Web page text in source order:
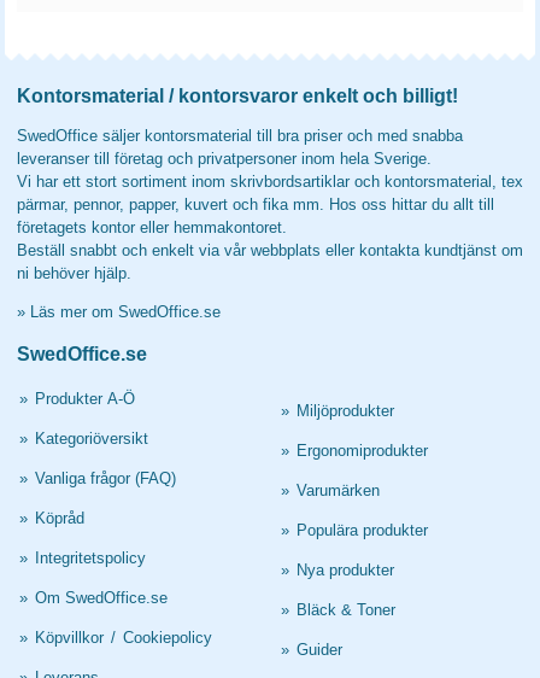
Kontorsmaterial / kontorsvaror enkelt och billigt!
SwedOffice säljer kontorsmaterial till bra priser och med snabba
leveranser till företag och privatpersoner inom hela Sverige.
Vi har ett stort sortiment inom skrivbordsartiklar och kontorsmaterial, tex
pärmar, pennor, papper, kuvert och fika mm. Hos oss hittar du allt till
företagets kontor eller hemmakontoret.
Beställ snabbt och enkelt via vår webbplats eller kontakta kundtjänst om
ni behöver hjälp.
» Läs mer om SwedOffice.se
SwedOffice.se
» Produkter A-Ö
» Kategoriöversikt
» Vanliga frågor (FAQ)
» Köpråd
» Integritetspolicy
» Om SwedOffice.se
» Köpvillkor / Cookiepolicy
» Miljöprodukter
» Ergonomiprodukter
» Varumärken
» Populära produkter
» Nya produkter
» Bläck & Toner
» Guider